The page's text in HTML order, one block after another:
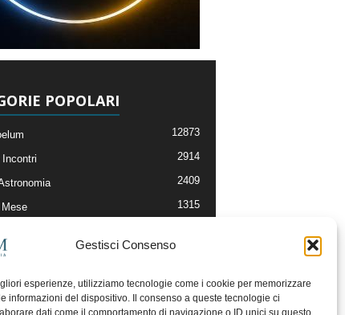
Gestisci Consenso
esperienze, utilizziamo tecnologie come i cookie per memorizzare
informazioni del dispositivo. Il consenso a queste tecnologie ci
dati come il comportamento di navigazione o ID unici su questo
POPOLARI
12873
Incontri 2914
2409
1315
On-Line
Redazione